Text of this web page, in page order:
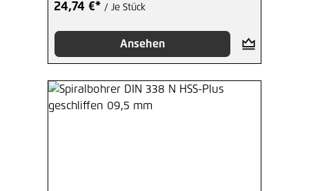
24,74 €* / Je Stück
Ansehen